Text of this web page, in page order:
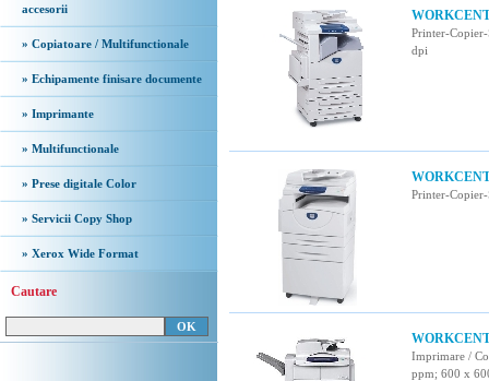
accesorii
» Copiatoare / Multifunctionale
» Echipamente finisare documente
» Imprimante
» Multifunctionale
» Prese digitale Color
» Servicii Copy Shop
» Xerox Wide Format
Cautare
Printer-
dpi
Printer-
Imprimare /
ppm; 600 x